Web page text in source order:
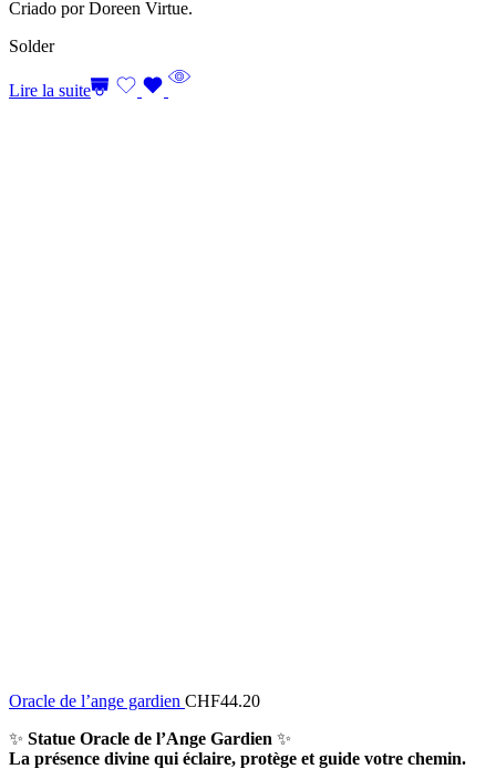
Criado por Doreen Virtue.
Solder
Lire la suite
Oracle de l’ange gardien CHF44.20
✨ Statue Oracle de l’Ange Gardien ✨
La présence divine qui éclaire, protège et guide votre chemin.